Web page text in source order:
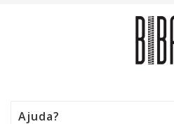
Ajuda?